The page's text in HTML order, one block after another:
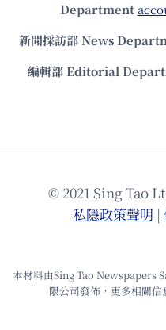
Department
新聞採訪部 News
編輯部 Editorial
© 2021 Sing Tao
私隱政策聲明 |
本材料由Sing Tao Newspapers
限公司發佈，更多相關信